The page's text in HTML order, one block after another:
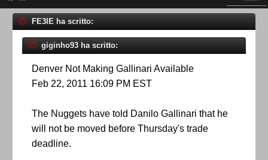
FE3IE ha scritto:
giginho93 ha scritto:
Denver Not Making Gallinari Available
Feb 22, 2011 16:09 PM EST
The Nuggets have told Danilo Gallinari that he
will not be moved before Thursday's trade
deadline.